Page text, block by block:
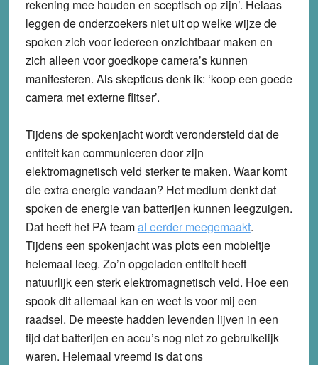
rekening mee houden en sceptisch op zijn’. Helaas
leggen de onderzoekers niet uit op welke wijze de
spoken zich voor iedereen onzichtbaar maken en
zich alleen voor goedkope camera’s kunnen
manifesteren. Als skepticus denk ik: ‘koop een goede
camera met externe flitser’.
Tijdens de spokenjacht wordt verondersteld dat de
entiteit kan communiceren door zijn
elektromagnetisch veld sterker te maken. Waar komt
die extra energie vandaan? Het medium denkt dat
spoken de energie van batterijen kunnen leegzuigen.
Dat heeft het PA teamal eerder meegemaakt.
Tijdens een spokenjacht was plots een mobieltje
helemaal leeg. Zo’n opgeladen entiteit heeft
natuurlijk een sterk elektromagnetisch veld. Hoe een
spook dit allemaal kan en weet is voor mij een
raadsel. De meeste hadden levenden lijven in een
tijd dat batterijen en accu’s nog niet zo gebruikelijk
waren. Helemaal vreemd is dat ons